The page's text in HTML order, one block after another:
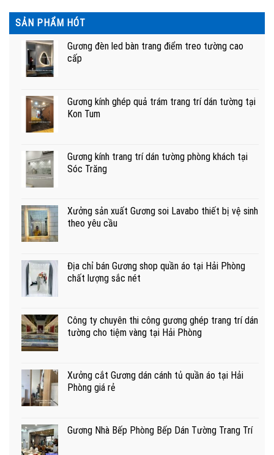
SẢN PHẨM HÓT
Gương đèn led bàn trang điểm treo tường cao
cấp
Gương kính ghép quả trám trang trí dán tường tại
Kon Tum
Gương kính trang trí dán tường phòng khách tại
Sóc Trăng
Xưởng sản xuất Gương soi Lavabo thiết bị vệ sinh
theo yêu cầu
Địa chỉ bán Gương shop quần áo tại Hải Phòng
chất lượng sắc nét
Công ty chuyên thi công gương ghép trang trí dán
tường cho tiệm vàng tại Hải Phòng
Xưởng cắt Gương dán cánh tủ quần áo tại Hải
Phòng giá rẻ
Gương Nhà Bếp Phòng Bếp Dán Tường Trang Trí